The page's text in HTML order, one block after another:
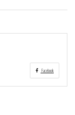
Facebook